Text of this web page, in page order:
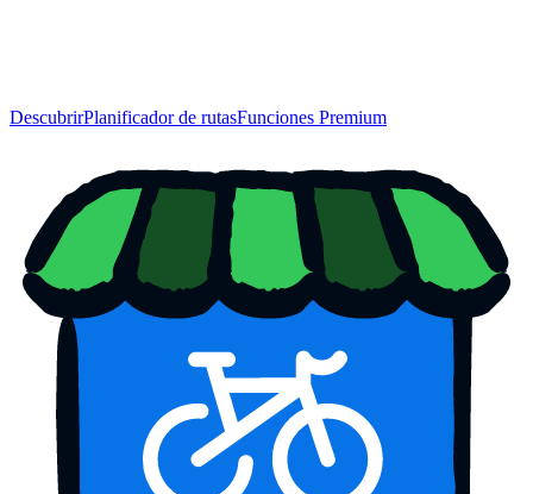
DescubrirPlanificador de rutasFunciones Premium